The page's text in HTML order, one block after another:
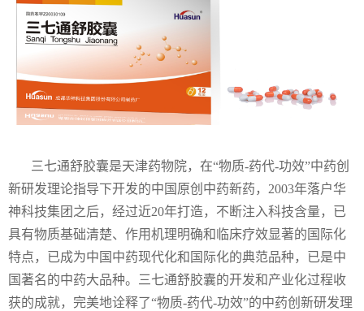
三七通舒胶囊是天津药物院，在“物质-药代-功效”中药创
新研发理论指导下开发的中国原创中药新药，2003年落户华
神科技集团之后，经过近20年打造，不断注入科技含量，已
具有物质基础清楚、作用机理明确和临床疗效显著的国际化
特点，已成为中国中药现代化和国际化的典范品种，已是中
国著名的中药大品种。三七通舒胶囊的开发和产业化过程收
获的成就，完美地诠释了“物质-药代-功效”的中药创新研发理